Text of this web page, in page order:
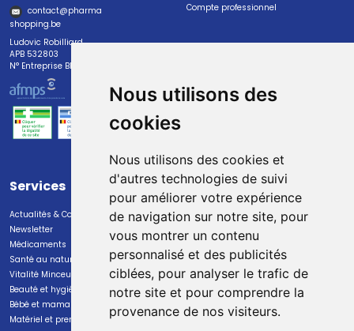
Nous utilisons des
cookies
Nous utilisons des cookies et
d'autres technologies de suivi
pour améliorer votre expérience
de navigation sur notre site, pour
vous montrer un contenu
personnalisé et des publicités
ciblées, pour analyser le trafic de
notre site et pour comprendre la
provenance de nos visiteurs.
contact@pharma
shopping.be
Ludovic Robilliard
APB 532803
N° Entreprise BE0447.382.113
Compte professionnel
Services
Actualités & Conseils
Newsletter
Médicaments
Santé au naturel
Vitalité Minceur Nutrition
Beauté et hygiène
Bébé et maman
Matériel et premiers soins
Paiement
Paiement sécurisé
Livraison